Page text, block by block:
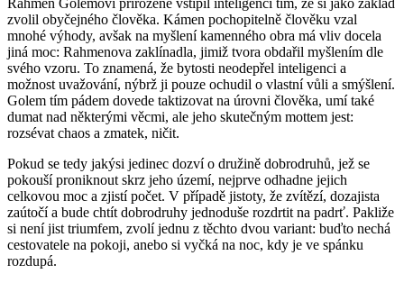
Rahmen Golemovi přirozeně vštípil inteligencí tím, že si jako základ
zvolil obyčejného člověka. Kámen pochopitelně člověku vzal
mnohé výhody, avšak na myšlení kamenného obra má vliv docela
jiná moc: Rahmenova zaklínadla, jimiž tvora obdařil myšlením dle
svého vzoru. To znamená, že bytosti neodepřel inteligenci a
možnost uvažování, nýbrž ji pouze ochudil o vlastní vůli a smýšlení.
Golem tím pádem dovede taktizovat na úrovni člověka, umí také
dumat nad některými věcmi, ale jeho skutečným mottem jest:
rozsévat chaos a zmatek, ničit.
Pokud se tedy jakýsi jedinec dozví o družině dobrodruhů, jež se
pokouší proniknout skrz jeho území, nejprve odhadne jejich
celkovou moc a zjistí počet. V případě jistoty, že zvítězí, dozajista
zaútočí a bude chtít dobrodruhy jednoduše rozdrtit na padrť. Pakliže
si není jist triumfem, zvolí jednu z těchto dvou variant: buďto nechá
cestovatele na pokoji, anebo si vyčká na noc, kdy je ve spánku
rozdupá.